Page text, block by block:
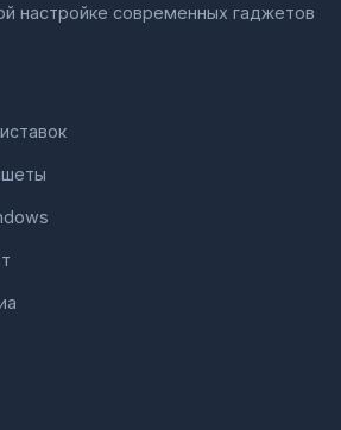
настройке современных гаджетов